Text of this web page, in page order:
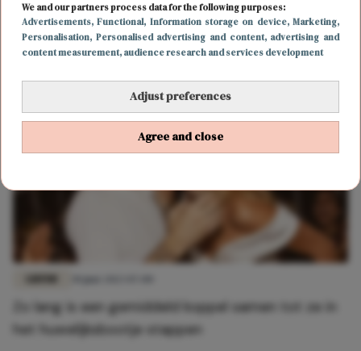
We and our partners process data for the following purposes:
Advertisements, Functional, Information storage on device, Marketing,
Personalisation, Personalised advertising and content, advertising and
content measurement, audience research and services development
Adjust preferences
Agree and close
"Ik verliet mijn man voor mijn minnaar, maar toen
begon hij vaag te doen"
Zo lang is een gemiddeld koppel samen tot ze in
het huwelijksbootje stappen